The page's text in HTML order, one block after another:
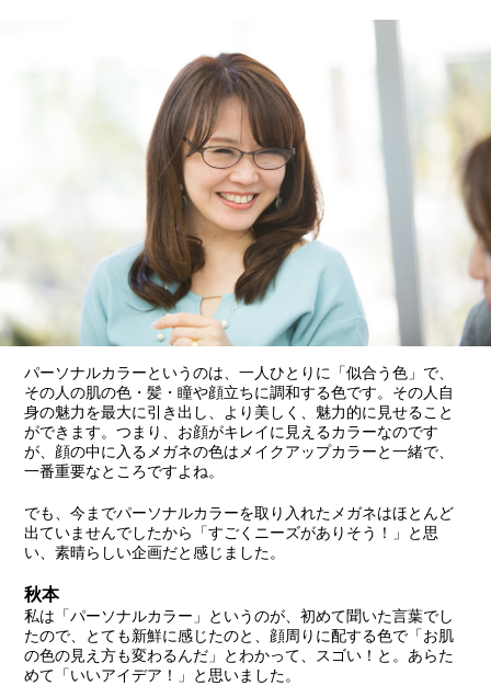
パーソナルカラーというのは、一人ひとりに「似合う色」で、
その人の肌の色・髪・瞳や顔立ちに調和する色です。その人自
身の魅力を最大に引き出し、より美しく、魅力的に見せること
ができます。つまり、お顔がキレイに見えるカラーなのです
が、顔の中に入るメガネの色はメイクアップカラーと一緒で、
一番重要なところですよね。
でも、今までパーソナルカラーを取り入れたメガネはほとんど
出ていませんでしたから「すごくニーズがありそう！」と思
い、素晴らしい企画だと感じました。
秋本
私は「パーソナルカラー」というのが、初めて聞いた言葉でし
たので、とても新鮮に感じたのと、顔周りに配する色で「お肌
の色の見え方も変わるんだ」とわかって、スゴい！と。あらた
めて「いいアイデア！」と思いました。